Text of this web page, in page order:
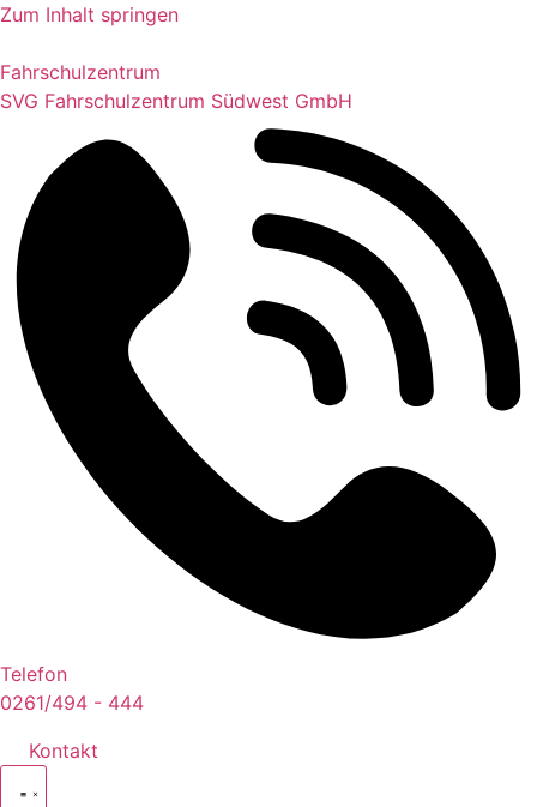
Zum Inhalt springen
Fahrschulzentrum
SVG Fahrschulzentrum Südwest GmbH
Telefon
0261/494 - 444
Kontakt